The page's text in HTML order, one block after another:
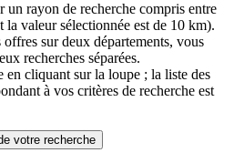
un rayon de recherche compris entre
la valeur sélectionnée est de 10 km).
offres sur deux départements, vous
recherches séparées.
en cliquant sur la loupe ; la liste des
à vos critères de recherche est
votre recherche